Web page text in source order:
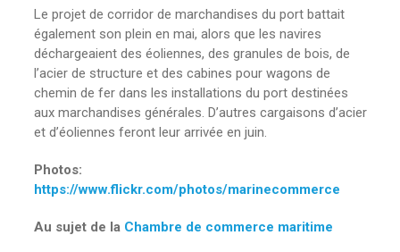
Le projet de corridor de marchandises du port battait
également son plein en mai, alors que les navires
déchargeaient des éoliennes, des granules de bois, de
l’acier de structure et des cabines pour wagons de
chemin de fer dans les installations du port destinées
aux marchandises générales. D’autres cargaisons d’acier
et d’éoliennes feront leur arrivée en juin.
Photos:
https://www.flickr.com/photos/marinecommerce
Au sujet de la Chambre de commerce maritime